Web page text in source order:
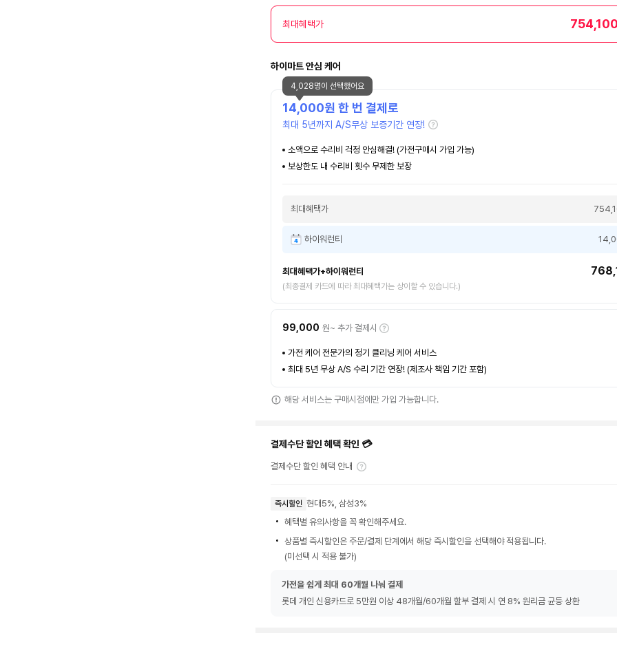
최대혜택가
하이마트 안심 케어
14,000원 한 번 결제로
최대 5년까지 A/S무상 보증기간 연장!
소액으로 수리비 걱정 안심해결! (가전구매시 가입 가능)
보상한도 내 수리비 횟수 무제한 보장
최대혜택가
하이워런티
최대혜택가+하이워런티
(최종결제 카드에 따라 최대혜택가는 상이할 수 있습니다.)
4,028명이 선택했어요
99,000 원~ 추가 결제시
가전 케어 전문가의 정기 클리닝 케어 서비스
최대 5년 무상 A/S 수리 기간 연장! (제조사 책임 기간 포함)
해당 서비스는 구매시점에만 가입 가능합니다.
결제수단 할인 혜택 확인 💳
결제수단 할인 혜택 안내
즉시할인 현대5%, 삼성3%
혜택별 유의사항을 꼭 확인해주세요.
상품별 즉시할인은 주문/결제 단계에서 해당 즉시할인을 선택해야 적용됩니다.
(미선택 시 적용 불가)
가전을 쉽게 최대 60개월 나눠 결제
롯데 개인 신용카드로 5만원 이상 48개월/60개월 할부 결제 시 연 8% 원리금 균등 상환